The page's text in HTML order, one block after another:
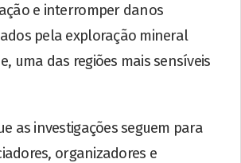
e interromper danos
pela exploração mineral
uma das regiões mais sensíveis
as investigações seguem para
organizadores e